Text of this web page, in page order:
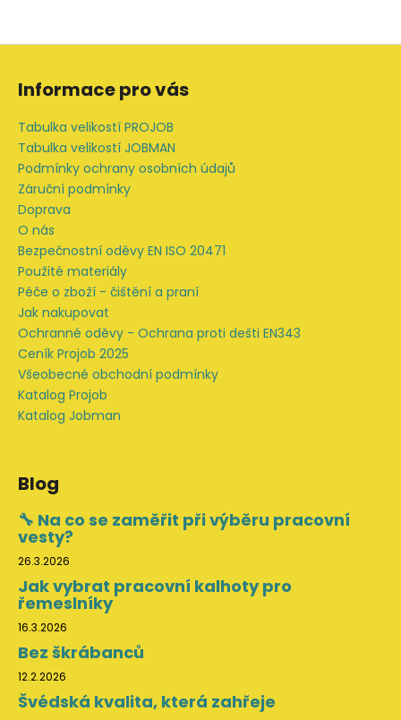
Informace pro vás
Tabulka velikostí PROJOB
Tabulka velikostí JOBMAN
Podmínky ochrany osobních údajů
Záruční podmínky
Doprava
O nás
Bezpečnostní oděvy EN ISO 20471
Použité materiály
Péče o zboží - čištění a praní
Jak nakupovat
Ochranné oděvy - Ochrana proti dešti EN343
Ceník Projob 2025
Všeobecné obchodní podmínky
Katalog Projob
Katalog Jobman
Blog
🔧 Na co se zaměřit při výběru pracovní
vesty?
26.3.2026
Jak vybrat pracovní kalhoty pro
řemeslníky
16.3.2026
Bez škrábanců
12.2.2026
Švédská kvalita, která zahřeje